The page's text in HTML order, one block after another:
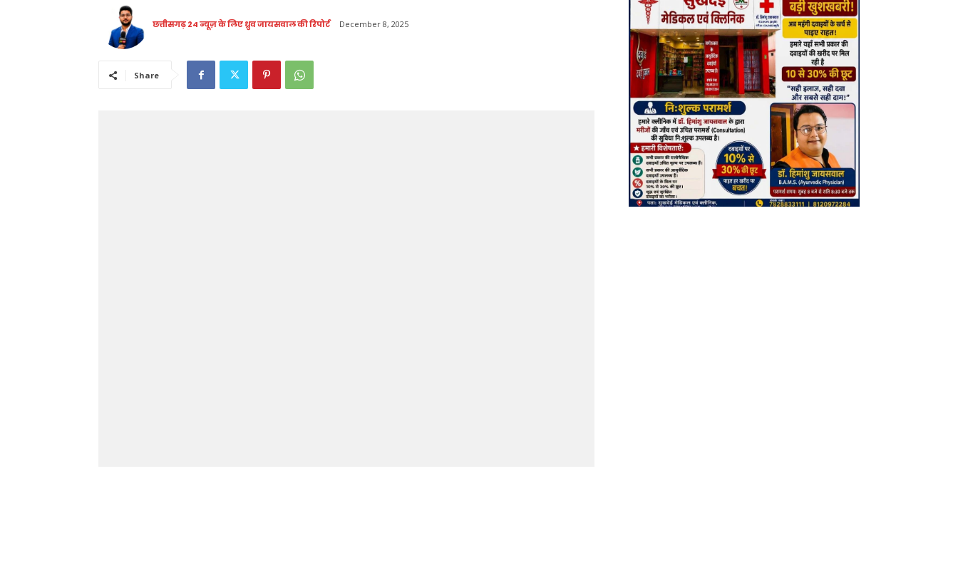
छत्तीसगढ़ 24 न्यूज़ के लिए ध्रुव जायसवाल की रिपोर्ट December 8, 2025
Share